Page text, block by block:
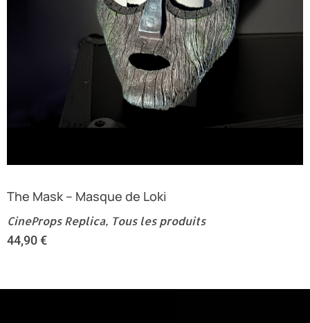
The Mask – Masque de Loki
CineProps Replica, Tous les produits
44,90€